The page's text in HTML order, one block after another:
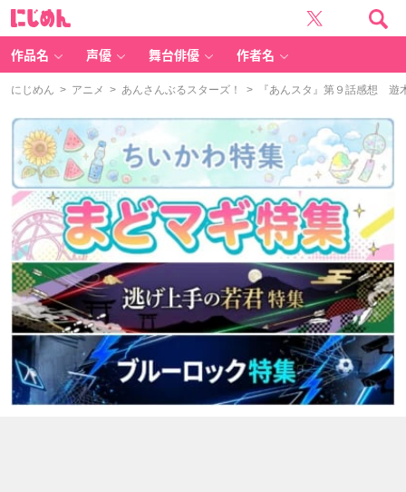
作品名 声優 舞台俳優 作者名
にじめん > アニメ > あんさんぶるスターズ！ > 『あんスタ』第９話感想 遊